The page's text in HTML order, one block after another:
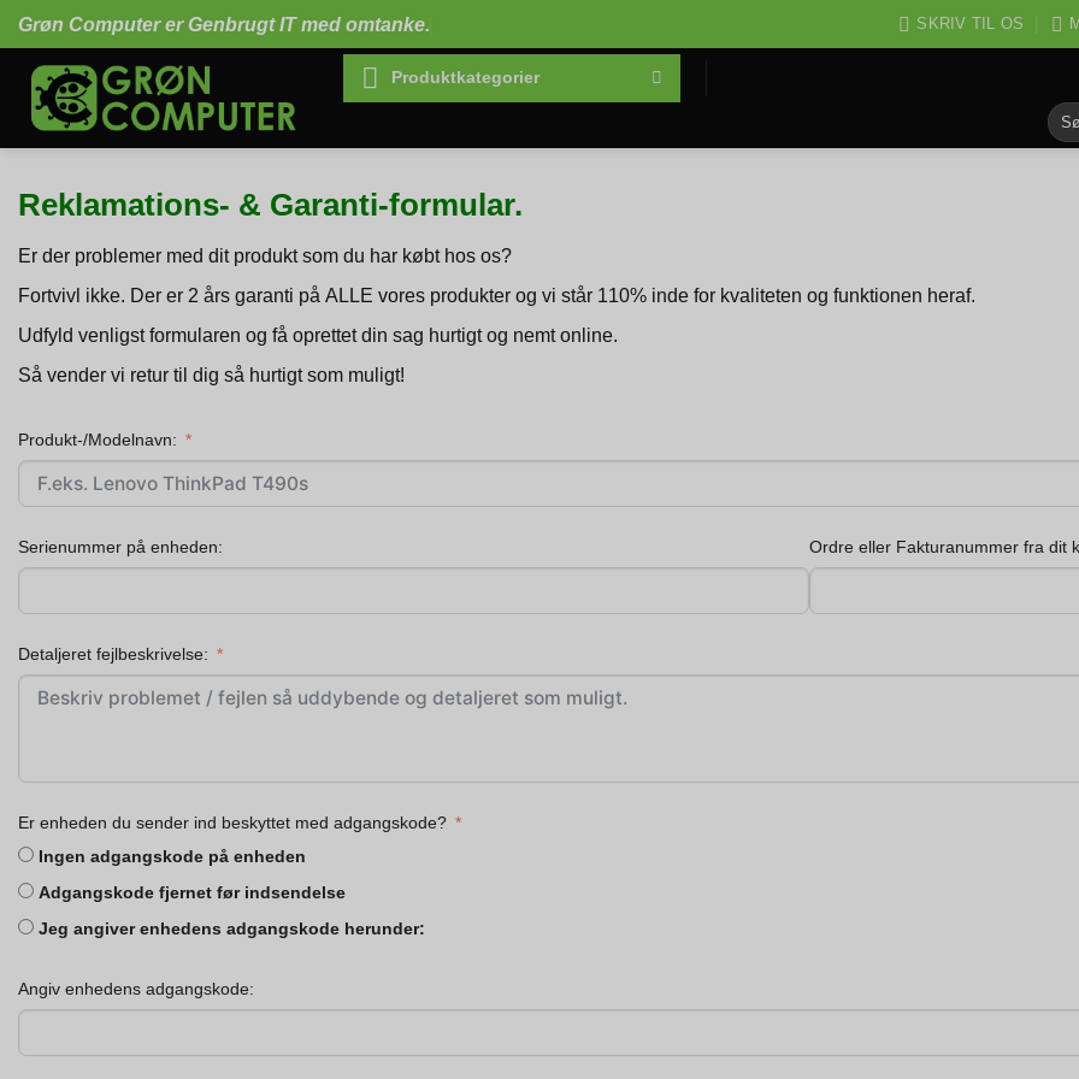
Fortsæt
til
indhold
Grøn Computer er Genbrugt IT med omtanke. SKRIV TIL OS
Produktkategorier
Søg
Reklamations- & Garanti-formular.
Er der problemer med dit produkt som du har købt hos os?
Fortvivl ikke. Der er 2 års garanti på ALLE vores produkter og vi står 110% inde for kvaliteten og funktionen heraf.
Udfyld venligst formularen og få oprettet din sag hurtigt og nemt online.
Så vender vi retur til dig så hurtigt som muligt!
Produkt-/Modelnavn:
Serienummer på enheden: Ordre eller Fakturanummer fra dit
Detaljeret fejlbeskrivelse:
Er enheden du sender ind beskyttet med adgangskode?
Ingen adgangskode på enheden
Adgangskode fjernet før indsendelse
Jeg angiver enhedens adgangskode herunder:
Angiv enhedens adgangskode: